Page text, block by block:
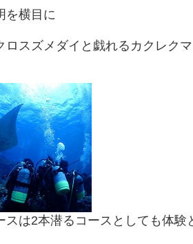
を横目に
ロスズメダイと戯れるカクレク
スは2本潜るコースとしても体験